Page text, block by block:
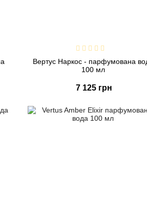
Вертус Наркос - парфумована
100 мл
7 125 грн
Швидке замовлення